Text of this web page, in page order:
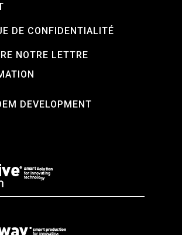
DE CONFIDENTIALITÉ
NOTRE LETTRE
DEVELOPMENT